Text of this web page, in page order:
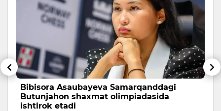
Bibisora Asaubayeva Samarqanddagi
Butunjahon shaxmat olimpiadasida
ishtirok etadi